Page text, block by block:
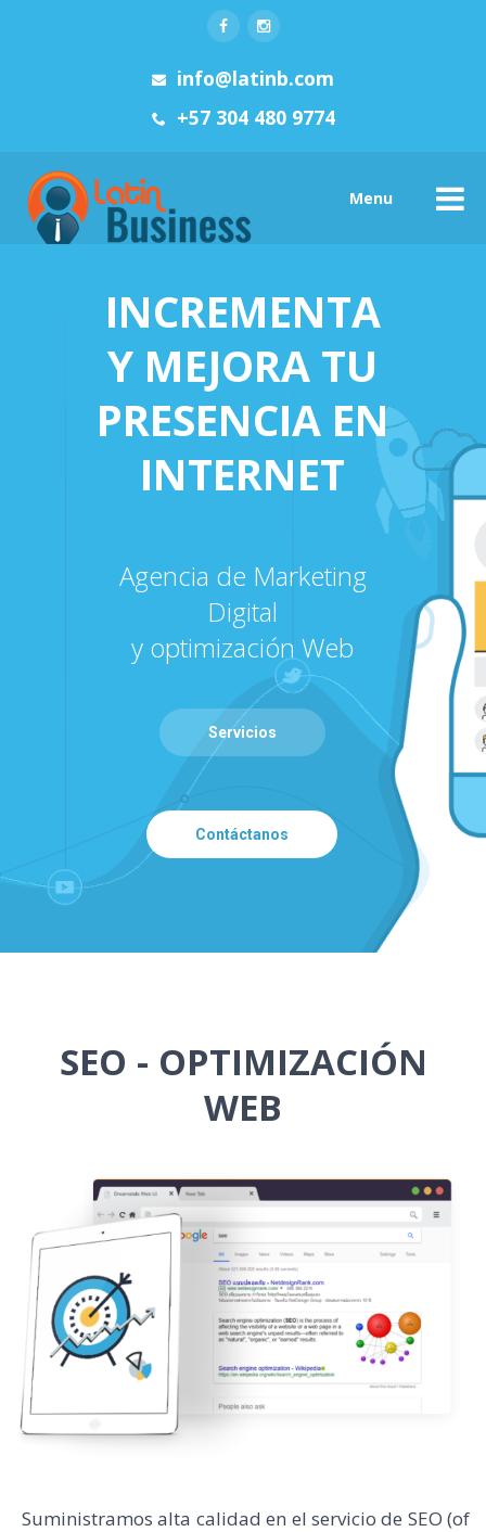
info@latinb.com
+57 304 480 9774
Menu
SEO - OPTIMIZACIÓN
WEB
Suministramos alta calidad en el servicio de SEO (of